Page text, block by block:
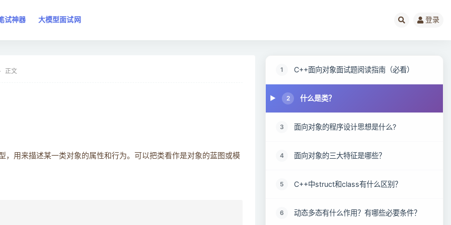
试神器 大模型面试网 登录
正文
，用来描述某一类对象的属性和行为。可以把类看作是对象的蓝图或模
1 C++面向对象面试题阅读指南（必看）
2 什么是类？
3 面向对象的程序设计思想是什么?
4 面向对象的三大特征是哪些？
5 C++中struct和class有什么区别？
6 动态多态有什么作用？有哪些必要条件？